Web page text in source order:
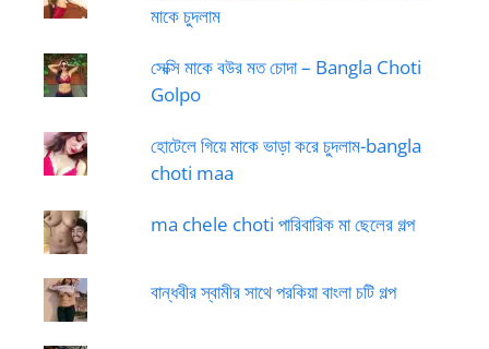
মাকে চুদলাম
সেক্সি মাকে বউর মত চোদা – Bangla Choti
Golpo
হোটেলে গিয়ে মাকে ভাড়া করে চুদলাম-bangla
choti maa
ma chele choti পারিবারিক মা ছেলের গল্প
বান্ধবীর স্বামীর সাথে পরকিয়া বাংলা চটি গল্প